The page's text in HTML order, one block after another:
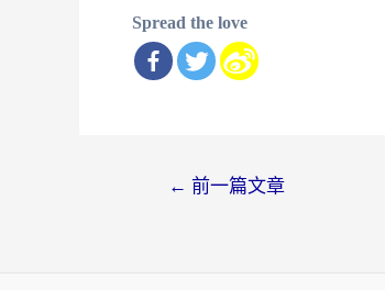
Spread the love
← 前一篇文章